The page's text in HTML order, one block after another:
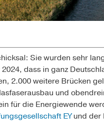
Sie wurden sehr
dass in ganz
2.000 weitere Brücken
und
für die Energiewende
EYund der